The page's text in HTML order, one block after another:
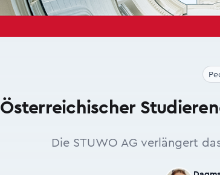
Österreichischer
Die STUWO AG verlängert